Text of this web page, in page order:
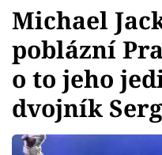
Témata
Showbyznys
Youtubeři
Michael
poblázní
o to jeho
dvojník